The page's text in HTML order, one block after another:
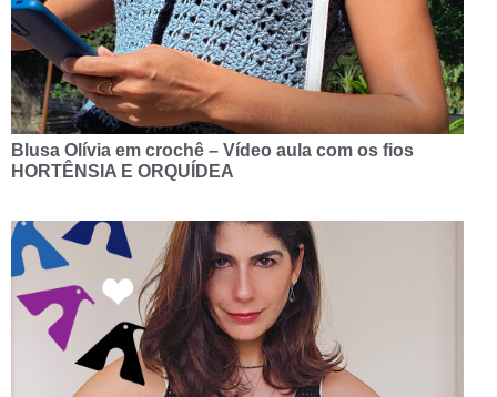
Blusa Olívia em crochê – Vídeo aula com os fios
HORTÊNSIA E ORQUÍDEA